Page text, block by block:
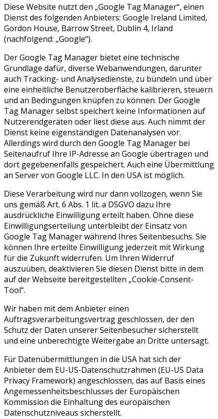
Diese Website nutzt den „Google Tag Manager“, einen
Dienst des folgenden Anbieters: Google Ireland Limited,
Gordon House, Barrow Street, Dublin 4, Irland
(nachfolgend: „Google“).
Der Google Tag Manager bietet eine technische
Grundlage dafür, diverse Webanwendungen, darunter
auch Tracking- und Analysedienste, zu bündeln und über
eine einheitliche Benutzeroberfläche kalibrieren, steuern
und an Bedingungen knüpfen zu können. Der Google
Tag Manager selbst speichert keine Informationen auf
Nutzerendgeräten oder liest diese aus. Auch nimmt der
Dienst keine eigenständigen Datenanalysen vor.
Allerdings wird durch den Google Tag Manager bei
Seitenaufruf Ihre IP-Adresse an Google übertragen und
dort gegebenenfalls gespeichert. Auch eine Übermittlung
an Server von Google LLC. In den USA ist möglich.
Diese Verarbeitung wird nur dann vollzogen, wenn Sie
uns gemäß Art. 6 Abs. 1 lit. a DSGVO dazu Ihre
ausdrückliche Einwilligung erteilt haben. Ohne diese
Einwilligungserteilung unterbleibt der Einsatz von
Google Tag Manager während Ihres Seitenbesuchs. Sie
können Ihre erteilte Einwilligung jederzeit mit Wirkung
für die Zukunft widerrufen. Um Ihren Widerruf
auszuüben, deaktivieren Sie diesen Dienst bitte in dem
auf der Webseite bereitgestellten „Cookie-Consent-
Tool“.
Wir haben mit dem Anbieter einen
Auftragsverarbeitungsvertrag geschlossen, der den
Schutz der Daten unserer Seitenbesucher sicherstellt
und eine unberechtigte Weitergabe an Dritte untersagt.
Für Datenübermittlungen in die USA hat sich der
Anbieter dem EU-US-Datenschutzrahmen (EU-US Data
Privacy Framework) angeschlossen, das auf Basis eines
Angemessenheitsbeschlusses der Europäischen
Kommission die Einhaltung des europäischen
Datenschutzniveaus sicherstellt.